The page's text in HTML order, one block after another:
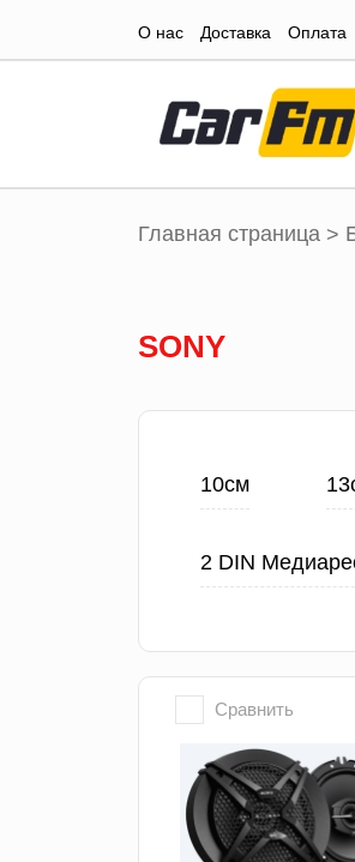
О нас Доставка Оплата
Главная страница >
SONY
10см
2 DIN
Сравнить